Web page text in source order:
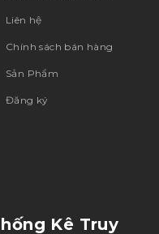
Liên hệ
Chính sách bán hàng
Sản Phẩm
Đăng ký
Kê Truy